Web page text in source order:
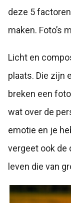
deze 5
maken. Foto’s
Licht en
plaats. Die zijn
breken een
wat over de
emotie en je
vergeet ook de
leven die van